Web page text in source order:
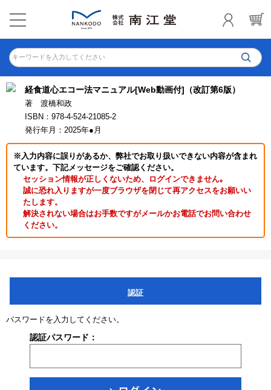
キーワードを入力してください
経食道心エコー法マニュアル[Web動画付]（改訂第6版）
著 渡橋和政
ISBN：978-4-524-21085-2
発行年月：2025年●月
※入力内容に誤りがあるか、弊社でお取り扱いできない内容が含まれ
ています。下記メッセージをご確認ください。
セッション情報が正しくないため、ログインできません｡
誠に恐れ入りますが一度ブラウザを閉じて再アクセスをお願いい
たします。
解決されない場合はお手数ですがメールかお電話でお問い合わせ
ください。
認証
パスワードを入力してください。
認証パスワード：